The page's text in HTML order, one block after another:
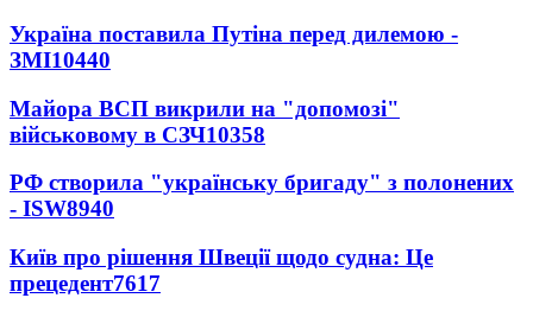
Україна поставила Путіна перед дилемою -
ЗМІ10440
Майора ВСП викрили на "допомозі"
військовому в СЗЧ10358
РФ створила "українську бригаду" з полонених
- ISW8940
Київ про рішення Швеції щодо судна: Це
прецедент7617